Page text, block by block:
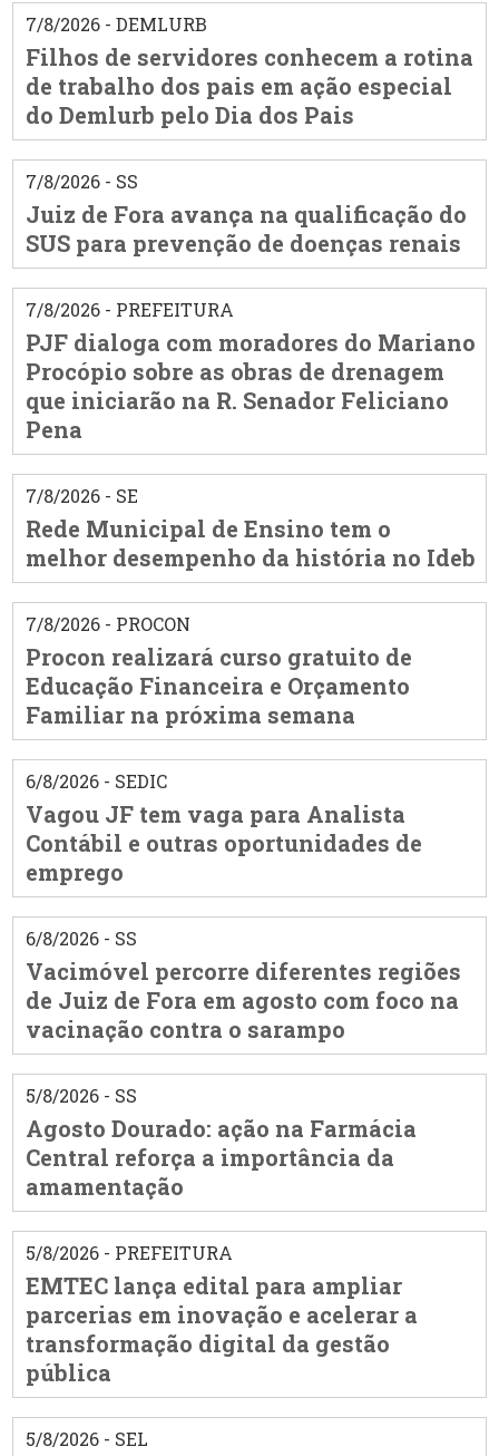
7/8/2026 - DEMLURB
Filhos de servidores conhecem a rotina
de trabalho dos pais em ação especial
do Demlurb pelo Dia dos Pais
7/8/2026 - SS
Juiz de Fora avança na qualificação do
SUS para prevenção de doenças renais
7/8/2026 - PREFEITURA
PJF dialoga com moradores do Mariano
Procópio sobre as obras de drenagem
que iniciarão na R. Senador Feliciano
Pena
7/8/2026 - SE
Rede Municipal de Ensino tem o
melhor desempenho da história no Ideb
7/8/2026 - PROCON
Procon realizará curso gratuito de
Educação Financeira e Orçamento
Familiar na próxima semana
6/8/2026 - SEDIC
Vagou JF tem vaga para Analista
Contábil e outras oportunidades de
emprego
6/8/2026 - SS
Vacimóvel percorre diferentes regiões
de Juiz de Fora em agosto com foco na
vacinação contra o sarampo
5/8/2026 - SS
Agosto Dourado: ação na Farmácia
Central reforça a importância da
amamentação
5/8/2026 - PREFEITURA
EMTEC lança edital para ampliar
parcerias em inovação e acelerar a
transformação digital da gestão
pública
5/8/2026 - SEL